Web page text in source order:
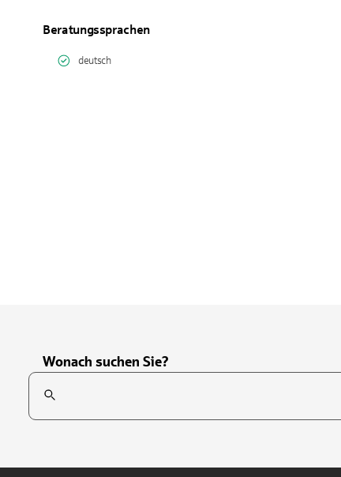
Beratungssprachen
deutsch
Wonach suchen Sie?
Suchfeld